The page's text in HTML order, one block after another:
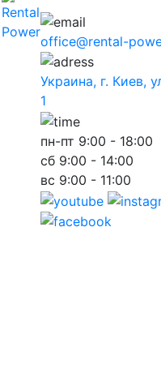
office@rental-
Украина, г. Киев,
1
пн-пт 9:00 - 18:00
сб 9:00 - 14:00
вс 9:00 - 11:00